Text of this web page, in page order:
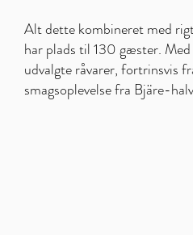
Alt dette kombineret med
har plads til 130 gæster.
udvalgte råvarer, fortrinsvis
smagsoplevelse fra Bjäre-